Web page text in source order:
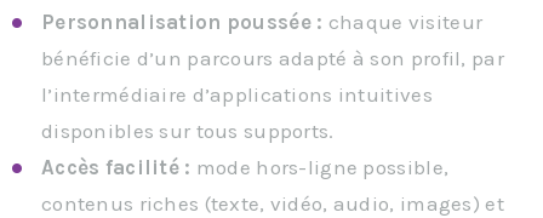
Personnalisation poussée : chaque visiteur
bénéficie d’un parcours adapté à son profil, par
l’intermédiaire d’applications intuitives
disponibles sur tous supports.
Accès facilité : mode hors-ligne possible,
contenus riches (texte, vidéo, audio, images) et